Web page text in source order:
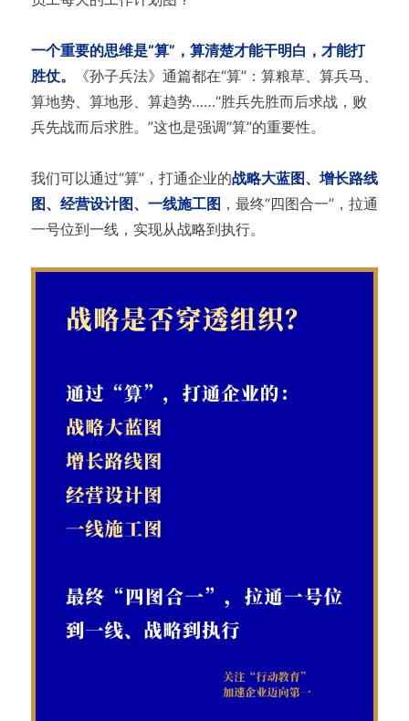
一个重要的思维是“算”，算清楚才能干明白，才能打
胜仗。
《孙子兵法》通篇都在“算”：算粮草、算兵马、
算地势、算地形、算趋势……“胜兵先胜而后求战，败
兵先战而后求胜。”这也是强调“算”的重要性。
我们可以通过“算”，打通企业的战略大蓝图、增长路线
图、经营设计图、一线施工图 ，最终“四图合一”，拉通
一号位到一线，实现从战略到执行。